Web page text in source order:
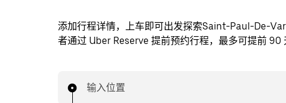
添加行程详情，上车即可出发探索Saint-Paul-De-
者通过 Uber Reserve 提前预约行程，最多可提前 90
输入位置